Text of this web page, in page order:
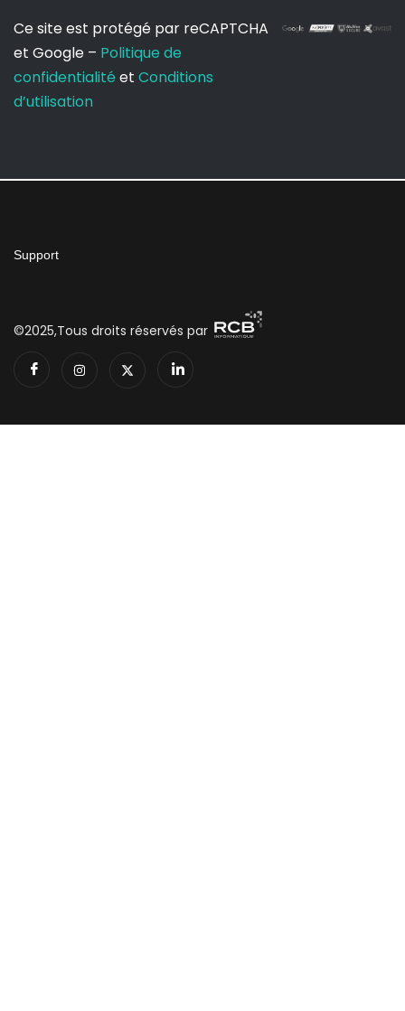
Ce site est protégé par reCAPTCHA
et Google – Politique de
confidentialité et Conditions
d’utilisation
Support
©2025,Tous droits réservés par